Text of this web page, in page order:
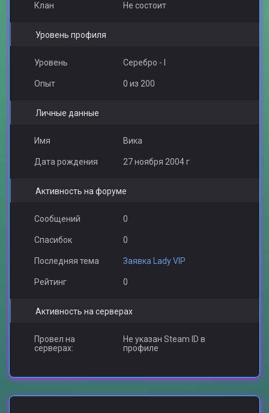
Клан Не состоит
Уровень профиля
Уровень Серебро - I
Опыт 0 из 200
Личные данные
Имя Вика
Дата рождения 27 ноября 2004 г
Активность на форуме
Сообщений 0
Спасибок 0
Последняя тема Заявка Lady VIP
Рейтинг 0
Активность на серверах
Провел на
серверах:
Не указан Steam ID в
профиле